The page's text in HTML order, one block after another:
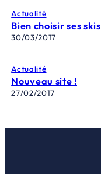
Actualité
Bien choisir ses skis
30/03/2017
Actualité
Nouveau site !
27/02/2017